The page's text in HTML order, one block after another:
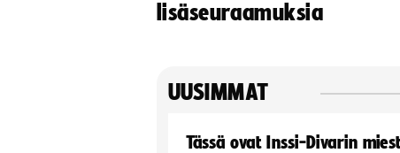
lisäseuraamuksia
UUSIMMAT
Tässä ovat Inssi-Divarin